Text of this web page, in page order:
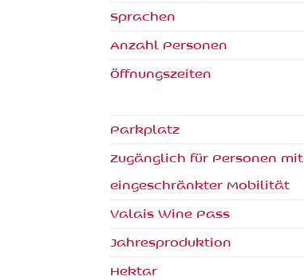
Sprachen
Anzahl Personen
Öffnungszeiten
Parkplatz
Zugänglich für Personen mit
eingeschränkter Mobilität
Valais Wine Pass
Jahresproduktion
Hektar